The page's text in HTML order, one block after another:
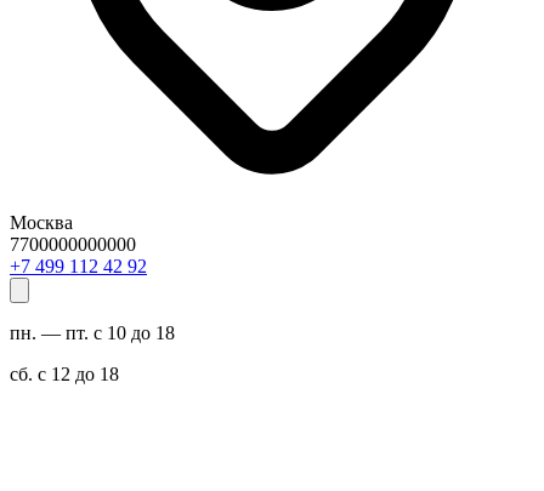
Москва
7700000000000
29 24 211 994 7+
пн. — пт. с 10 до 18
сб. с 12 до 18